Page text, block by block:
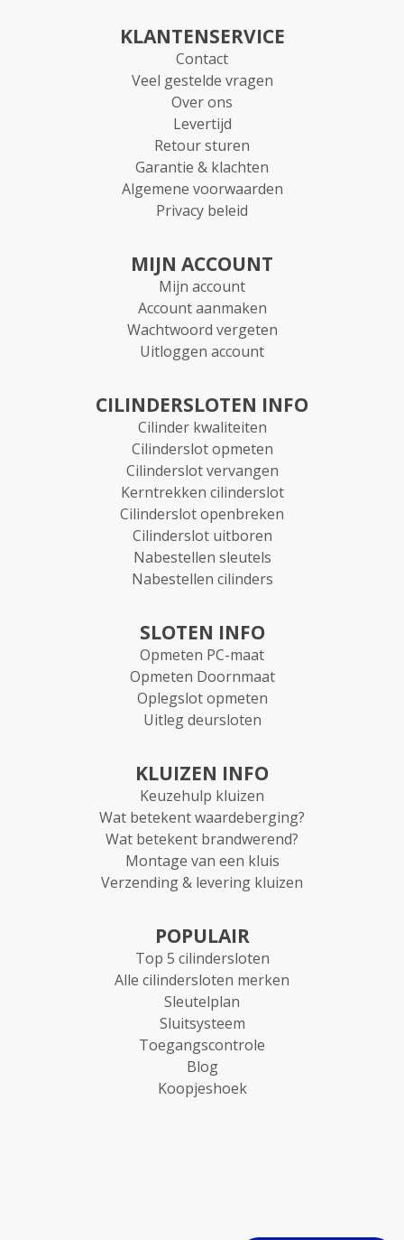
KLANTENSERVICE
Contact
Veel gestelde vragen
Over ons
Levertijd
Retour sturen
Garantie & klachten
Algemene voorwaarden
Privacy beleid
MIJN ACCOUNT
Mijn account
Account aanmaken
Wachtwoord vergeten
Uitloggen account
CILINDERSLOTEN INFO
Cilinder kwaliteiten
Cilinderslot opmeten
Cilinderslot vervangen
Kerntrekken cilinderslot
Cilinderslot openbreken
Cilinderslot uitboren
Nabestellen sleutels
Nabestellen cilinders
SLOTEN INFO
Opmeten PC-maat
Opmeten Doornmaat
Oplegslot opmeten
Uitleg deursloten
KLUIZEN INFO
Keuzehulp kluizen
Wat betekent waardeberging?
Wat betekent brandwerend?
Montage van een kluis
Verzending & levering kluizen
POPULAIR
Top 5 cilindersloten
Alle cilindersloten merken
Sleutelplan
Sluitsysteem
Toegangscontrole
Blog
Koopjeshoek